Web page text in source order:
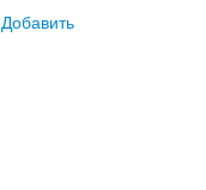
Добавить